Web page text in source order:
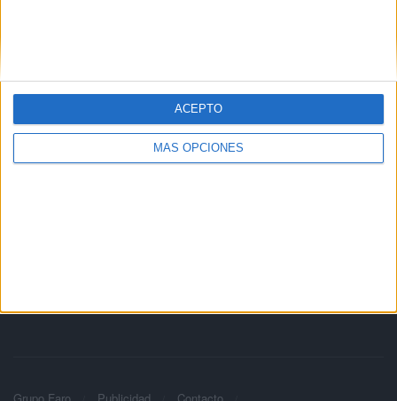
MÁS OPCIONES
ACEPTO
Grupo Faro Publicidad Contacto